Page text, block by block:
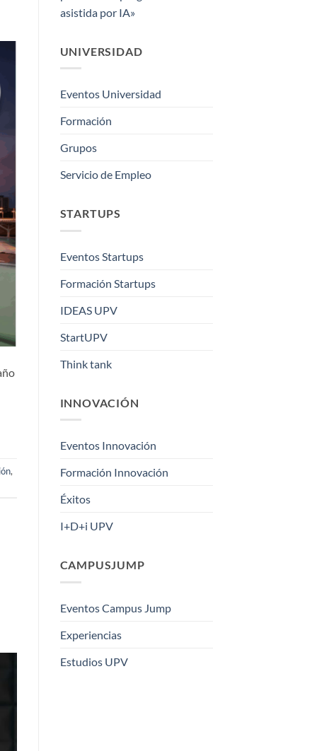
,
asistida por IA»
UNIVERSIDAD
Eventos Universidad
Formación
Grupos
Servicio de Empleo
STARTUPS
Eventos Startups
Formación Startups
IDEAS UPV
StartUPV
Think tank
INNOVACIÓN
Eventos Innovación
Formación Innovación
Éxitos
I+D+i UPV
CAMPUSJUMP
Eventos Campus Jump
Experiencias
Estudios UPV